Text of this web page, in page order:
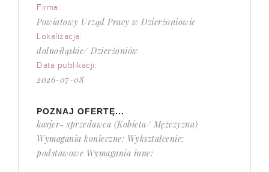
Firma:
Powiatowy Urząd Pracy w Dzierżoniowie
Lokalizacja:
dolnośląskie/ Dzierżoniów
Data publikacji:
2026-07-08
POZNAJ OFERTĘ...
kasjer- sprzedawca (Kobieta/ Mężczyzna)
Wymagania konieczne: Wykształcenie:
podstawowe Wymagania inne: